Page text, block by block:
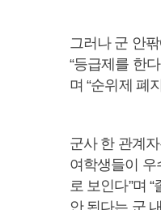
그러나 군 안
“등급제를 한
며 “순위제 폐
군사 한 관계
여학생들이 우
로 보인다”며
안 된다는 군